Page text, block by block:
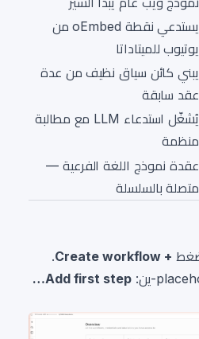
يستدعي نقطة oEmbed من
يوتيوب للميتاداتا
يبني كائن سياق نظيف من عدة
عقد سابقة
يُشغّل استدعاء LLM مع مطالبة
منظمة
عقدة نموذج اللغة الفرعية —
متصلة بالسلسلة
+ Create workflow
.
Add first step…